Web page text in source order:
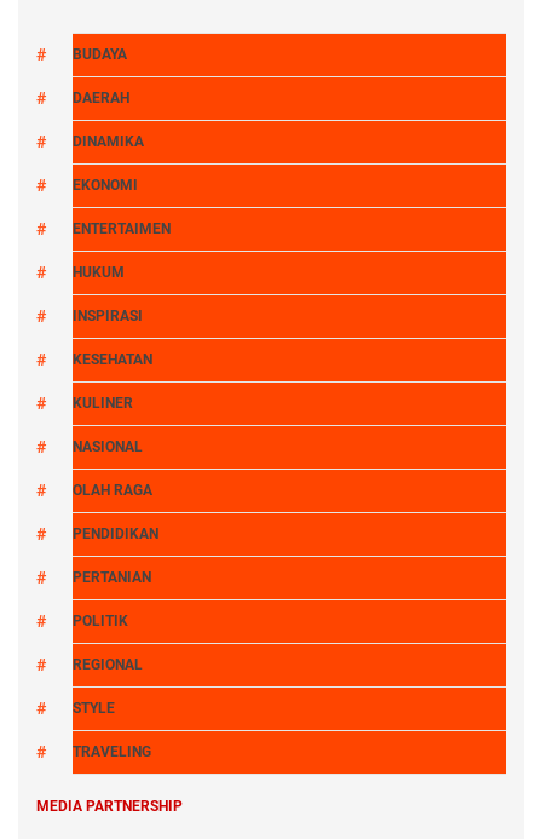
BUDAYA
DAERAH
DINAMIKA
EKONOMI
ENTERTAIMEN
HUKUM
INSPIRASI
KESEHATAN
KULINER
NASIONAL
OLAH RAGA
PENDIDIKAN
PERTANIAN
POLITIK
REGIONAL
STYLE
TRAVELING
MEDIA PARTNERSHIP